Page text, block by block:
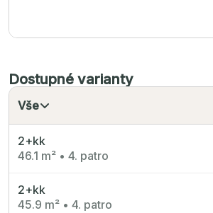
Dostupné varianty
Vše
2+kk
46.1 m² • 4. patro
2+kk
45.9 m² • 4. patro